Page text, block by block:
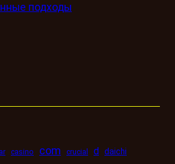
подходы
casino com crucial d daichi